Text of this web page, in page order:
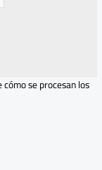
cómo se procesan los